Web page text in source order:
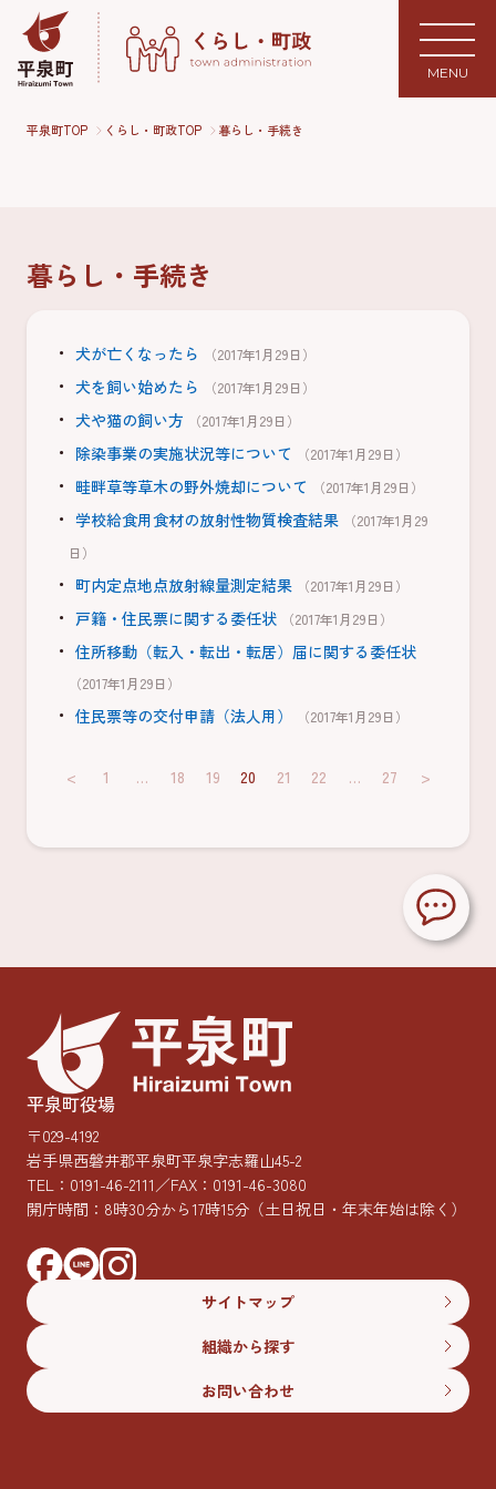
MENU
平泉町TOP くらし・町政TOP 暮らし・手続き
暮らし・手続き
犬が亡くなったら （2017年1月29日）
犬を飼い始めたら （2017年1月29日）
犬や猫の飼い方 （2017年1月29日）
除染事業の実施状況等について （2017年1月29日）
畦畔草等草木の野外焼却について （2017年1月29日）
学校給食用食材の放射性物質検査結果
（2017年1月29
日）
町内定点地点放射線量測定結果 （2017年1月29日）
戸籍・住民票に関する委任状 （2017年1月29日）
住所移動（転入・転出・転居）届に関する委任状
（2017年1月29日）
住民票等の交付申請（法人用） （2017年1月29日）
< 1 … 18 19 20 21 22 … 27 >
平泉町役場
〒029-4192
岩手県西磐井郡平泉町平泉字志羅山45-2
TEL： 0191-46-2111／FAX：0191-46-3080
開庁時間：8時30分から17時15分 （土日祝日・年末年始は除く）
サイトマップ
組織から探す
お問い合わせ